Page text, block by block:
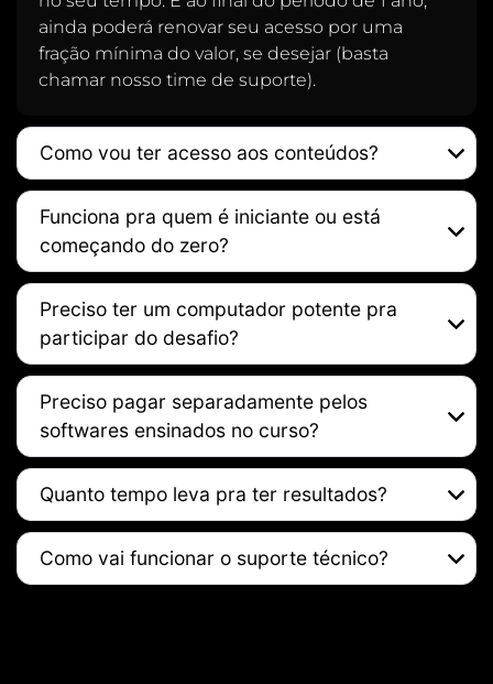
ainda poderá renovar seu acesso por uma
fração mínima do valor, se desejar (basta
chamar nosso time de suporte).
Como vou ter acesso aos conteúdos?
Funciona pra quem é iniciante ou está
começando do zero?
Preciso ter um computador potente pra
participar do desafio?
Preciso pagar separadamente pelos
softwares ensinados no curso?
Quanto tempo leva pra ter resultados?
Como vai funcionar o suporte técnico?